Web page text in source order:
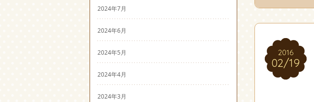
2016
02/19
2016
02/19
2024年7月
2024年6月
2024年5月
2024年4月
2024年3月